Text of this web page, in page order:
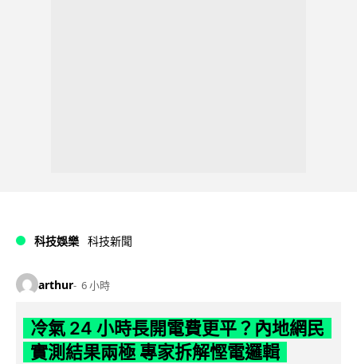
科技娛樂 科技新聞
arthur 6 小時
冷氣 24 小時長開電費更平？內地網民
實測結果兩極 專家拆解慳電邏輯